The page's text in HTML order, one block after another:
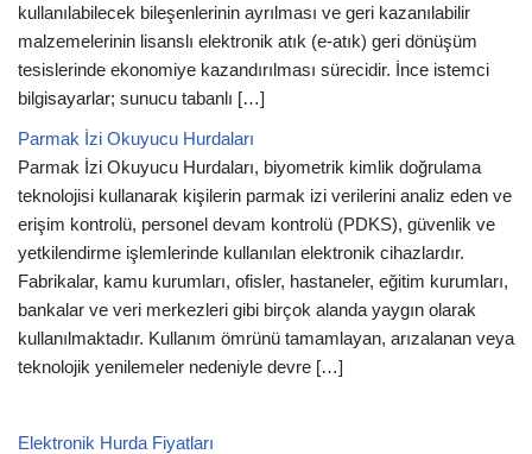
kullanılabilecek bileşenlerinin ayrılması ve geri kazanılabilir
malzemelerinin lisanslı elektronik atık (e-atık) geri dönüşüm
tesislerinde ekonomiye kazandırılması sürecidir. İnce istemci
bilgisayarlar; sunucu tabanlı […]
Parmak İzi Okuyucu Hurdaları
Parmak İzi Okuyucu Hurdaları, biyometrik kimlik doğrulama
teknolojisi kullanarak kişilerin parmak izi verilerini analiz eden ve
erişim kontrolü, personel devam kontrolü (PDKS), güvenlik ve
yetkilendirme işlemlerinde kullanılan elektronik cihazlardır.
Fabrikalar, kamu kurumları, ofisler, hastaneler, eğitim kurumları,
bankalar ve veri merkezleri gibi birçok alanda yaygın olarak
kullanılmaktadır. Kullanım ömrünü tamamlayan, arızalanan veya
teknolojik yenilemeler nedeniyle devre […]
Elektronik Hurda Fiyatları